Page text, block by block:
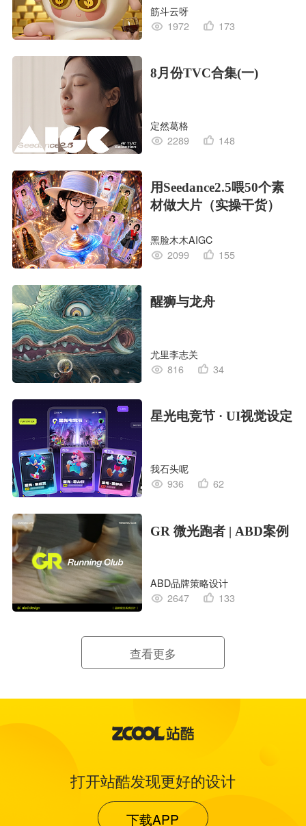
筋斗云呀
1972
173
8月份TVC合集(一)
定然葛格
2289
148
用Seedance2.5喂50个素
材做大片（实操干货）
黑脸木木AIGC
2099
155
醒狮与龙舟
尤里李志关
816
34
星光电竞节 · UI视觉设定
我石头呢
936
62
GR 微光跑者 | ABD案例
ABD品牌策略设计
2647
133
查看更多
打开站酷发现更好的设计
下载APP